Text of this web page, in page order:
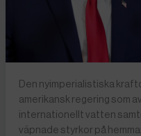
Den nyimperialistiska
amerikansk regering som
internationellt vatten
väpnade styrkor på